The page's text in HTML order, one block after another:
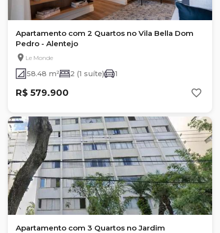
Apartamento com 2 Quartos no Vila Bella Dom
Pedro - Alentejo
Le Monde
58.48 m² 2 (1 suíte) 1
R$ 579.900
Apartamento com 3 Quartos no Jardim